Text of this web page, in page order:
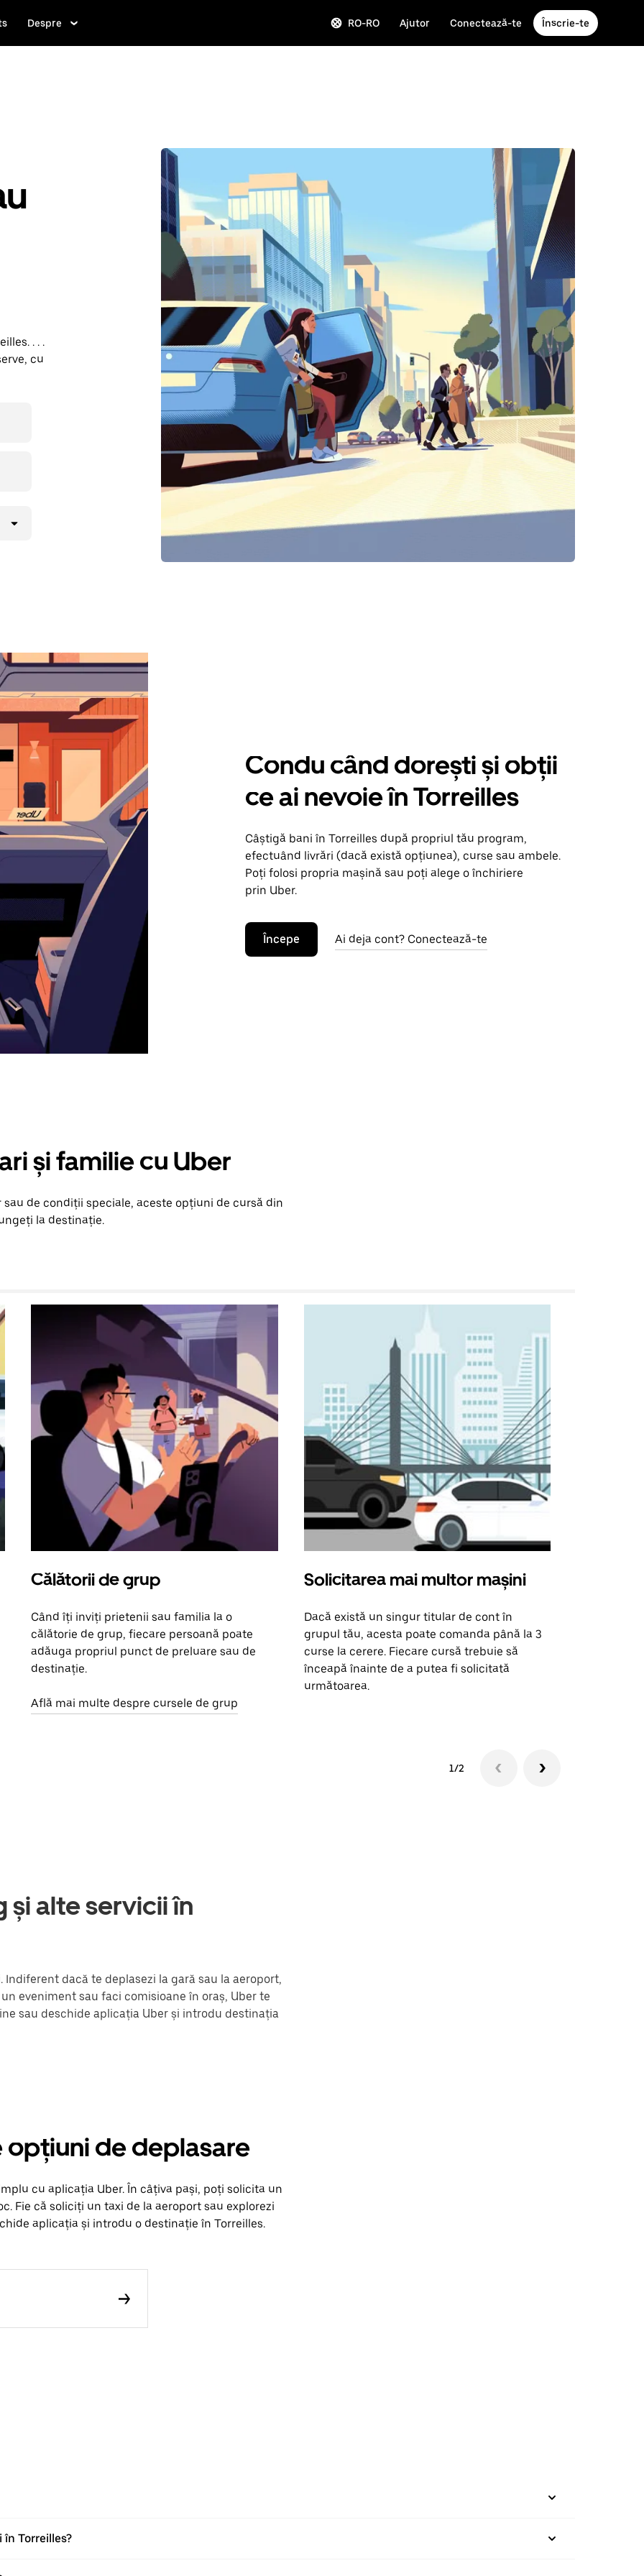
Despre RO-RO Ajutor Conectează-te Înscrie-te
. . .
cu
Condu când dorești și obții
ce ai nevoie în Torreilles
Câștigă bani în Torreilles după propriul tău program,
efectuând livrări (dacă există opțiunea), curse sau ambele.
Poți folosi propria mașină sau poți alege o închiriere
prin Uber.
Începe Ai deja cont? Conectează-te
și familie cu Uber
de condiții speciale, aceste opțiuni de cursă din
la destinație.
Călătorii de grup
Când îți inviți prietenii sau familia la o
călătorie de grup, fiecare persoană poate
adăuga propriul punct de preluare sau de
destinație.
Află mai multe despre cursele de grup
Solicitarea mai multor mașini
Dacă există un singur titular de cont în
grupul tău, acesta poate comanda până la 3
curse la cerere. Fiecare cursă trebuie să
înceapă înainte de a putea fi solicitată
următoarea.
1/2
și alte servicii în
Indiferent dacă te deplasezi la gară sau la aeroport,
eveniment sau faci comisioane în oraș, Uber te
sau deschide aplicația Uber și introdu destinația
opțiuni de deplasare
cu aplicația Uber. În câțiva pași, poți solicita un
Fie că soliciți un taxi de la aeroport sau explorezi
aplicația și introdu o destinație în Torreilles.
Torreilles?